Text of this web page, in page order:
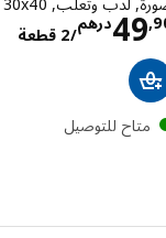
درهم
/2 قطعة
للتوصيل